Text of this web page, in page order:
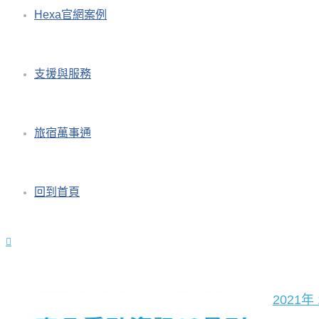
Hexa官網案例
支援與服務
旅宿萬事通
回到首頁
2021年